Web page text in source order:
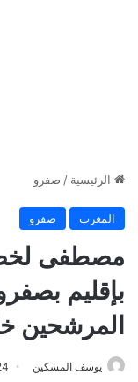
الرئيسية / صفرو
المغرب صفرو
مصطفى
بإقليم
المرشحين
يوسف المسكين